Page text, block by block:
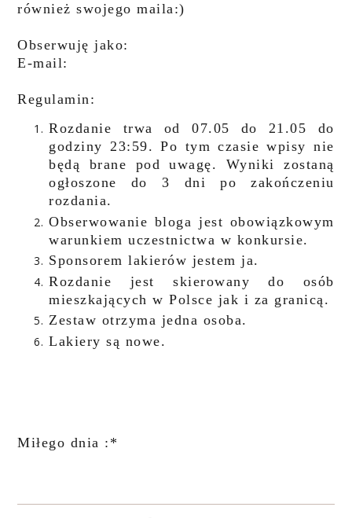
również swojego maila:)
Obserwuję jako:
E-mail:
Regulamin:
Rozdanie trwa od 07.05 do 21.05 do
godziny 23:59. Po tym czasie wpisy nie
będą brane pod uwagę. Wyniki zostaną
ogłoszone do 3 dni po zakończeniu
rozdania.
Obserwowanie bloga jest obowiązkowym
warunkiem uczestnictwa w konkursie.
Sponsorem lakierów jestem ja.
Rozdanie jest skierowany do osób
mieszkających w Polsce jak i za granicą.
Zestaw otrzyma jedna osoba.
Lakiery są nowe.
Miłego dnia :*